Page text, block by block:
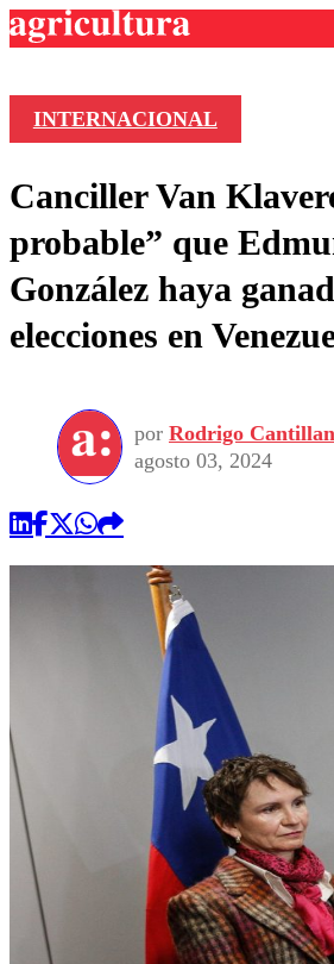
Frecuencias
Agricultura TV
Deportes
Colo Colo
Motor
Torneo Internacional
Torneo Nacional
Entretención
Noticias
Internacional
Nacional
Vida Social
Programas
Comercial
INTERNACIONAL
Canciller Van
probable” que
González haya
elecciones en
por Rodrigo
agosto 03, 2024